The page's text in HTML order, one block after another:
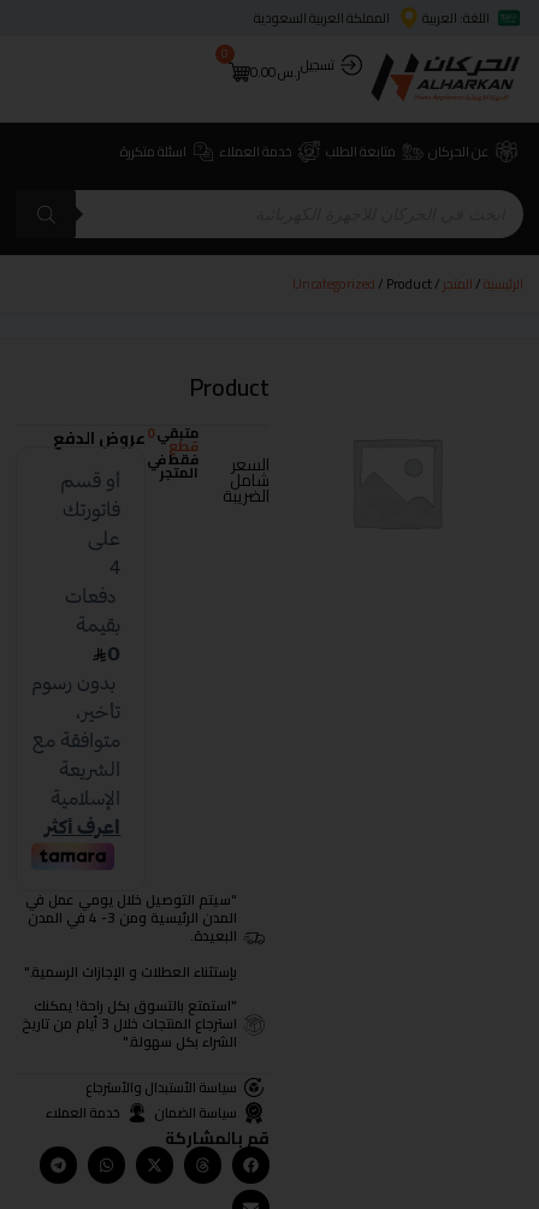
اللغة: العربية
المملكة العربية السعودية
تسجيلر.س0.00
0
عن الحركان متابعة الطلب خدمة العملاء اسئلة متكررة
الرئيسية/المتجر/
Uncategorized/ Product
Product
السعر
شامل
الضريبة
متبقي0
قطع
فقط في
المتجر
عروض الدفع
"سيتم التوصيل خلال يومي عمل في
المدن الرئيسية ومن 3- 4 في المدن
البعيدة.
بإستثناء العطلات و الإجازات الرسمية."
"استمتع بالتسوق بكل راحة! يمكنك
استرجاع المنتجات خلال 3 أيام من تاريخ
الشراء بكل سهولة."
سياسة الأستبدال والأسترجاع
سياسة الضمان
خدمة العملاء
قم بالمشاركة